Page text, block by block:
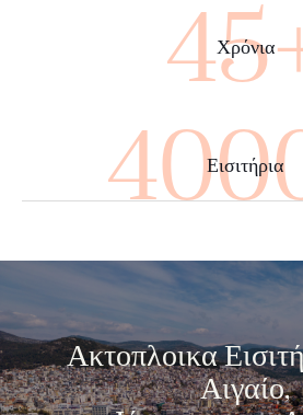
Χρόνια
Εισιτήρια
Ακτοπλοικα
Αιγαίο,